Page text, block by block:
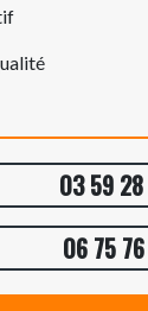
03 59
06 75